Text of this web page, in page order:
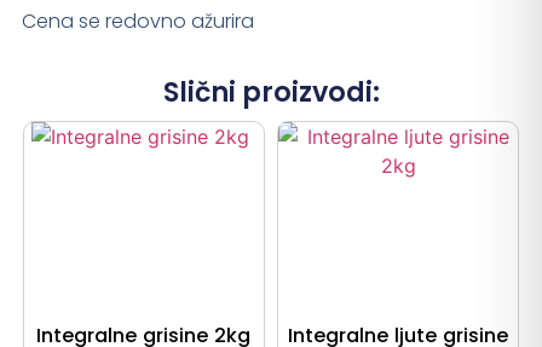
Cena se redovno ažurira
Slični proizvodi:
Integralne grisine 2kg Integralne ljute grisine